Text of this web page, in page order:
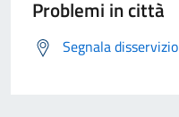
Problemi in città
Segnala disservizio